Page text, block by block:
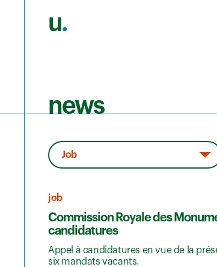
u.
news
job
Commission Royale des
candidatures
Appel à candidatures en vue de la
six mandats vacants.